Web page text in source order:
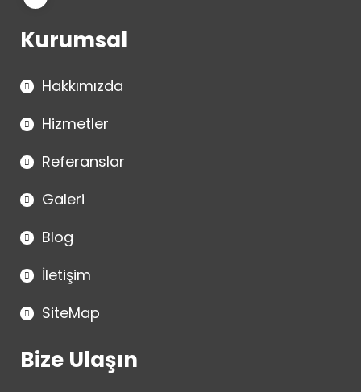
Kurumsal
Hakkımızda
Hizmetler
Referanslar
Galeri
Blog
İletişim
SiteMap
Bize Ulaşın